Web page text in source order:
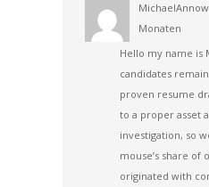
MichaelAnnow
Monaten
Hello my name is
candidates
proven resume
to a proper asset
investigation, so
mouse’s share of
originated with